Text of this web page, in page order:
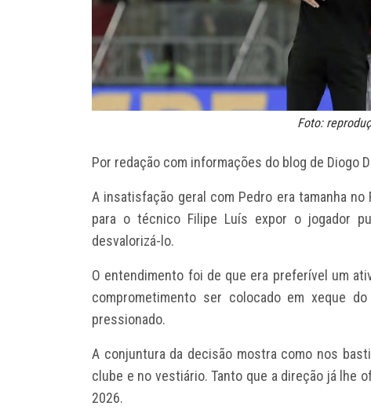
Foto:
Por redação com informações do blog de Diogo
A insatisfação geral com Pedro era tamanha
para o técnico Filipe Luís expor o jogador
desvalorizá-lo.
O entendimento foi de que era preferível um
comprometimento ser colocado em xeque
pressionado.
A conjuntura da decisão mostra como nos
clube e no vestiário. Tanto que a direção já lhe
2026.